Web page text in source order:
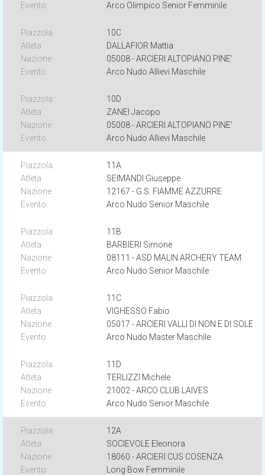
Arco Olimpico Senior Femminile
10C
DALLAFIOR Mattia
05008 - ARCIERI ALTOPIANO PINE'
Arco Nudo Allievi Maschile
10D
ZANEI Jacopo
05008 - ARCIERI ALTOPIANO PINE'
Arco Nudo Allievi Maschile
11A
SEIMANDI Giuseppe
12167 - G.S. FIAMME AZZURRE
Arco Nudo Senior Maschile
11B
BARBIERI Simone
08111 - ASD MALIN ARCHERY TEAM
Arco Nudo Senior Maschile
11C
VIGHESSO Fabio
05017 - ARCIERI VALLI DI NON E DI SOLE
Arco Nudo Master Maschile
11D
TERLIZZI Michele
21002 - ARCO CLUB LAIVES
Arco Nudo Senior Maschile
12A
SOCIEVOLE Eleonora
18060 - ARCIERI CUS COSENZA
Long Bow Femminile